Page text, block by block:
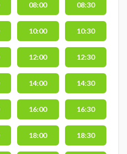
08:00 08:30
10:00 10:30
12:00 12:30
14:00 14:30
16:00 16:30
18:00 18:30